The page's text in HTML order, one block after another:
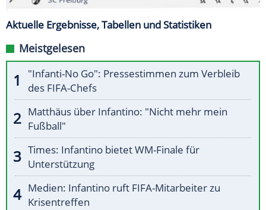
Aktuelle Ergebnisse, Tabellen und Statistiken
Meistgelesen
"Infanti-No Go": Pressestimmen zum Verbleib
des FIFA-Chefs
Matthäus über Infantino: "Nicht mehr mein
Fußball"
Times: Infantino bietet WM-Finale für
Unterstützung
Medien: Infantino ruft FIFA-Mitarbeiter zu
Krisentreffen